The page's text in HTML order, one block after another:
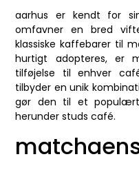
aarhus er kendt for
omfavner en bred
klassiske kaffebarer til
hurtigt adopteres, er
tilføjelse til enhver
tilbyder en unik
gør den til et
herunder studs café.